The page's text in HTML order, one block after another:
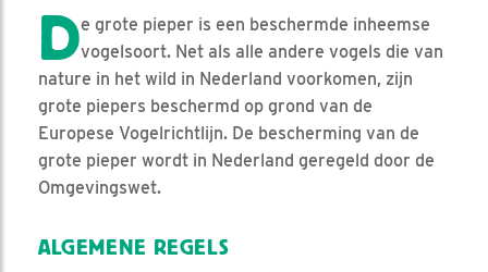
De grote pieper is een beschermde inheemse
vogelsoort. Net als alle andere vogels die van
nature in het wild in Nederland voorkomen, zijn
grote piepers beschermd op grond van de
Europese Vogelrichtlijn. De bescherming van de
grote pieper wordt in Nederland geregeld door de
Omgevingswet.
ALGEMENE REGELS